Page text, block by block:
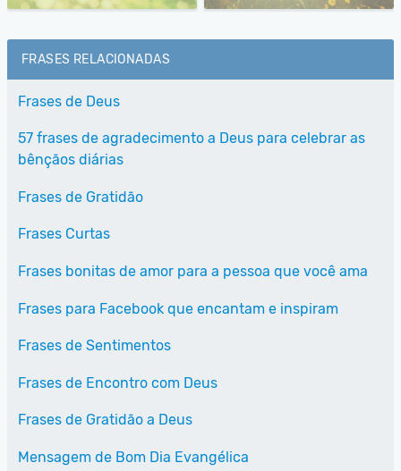
FRASES RELACIONADAS
Frases de Deus
57 frases de agradecimento a Deus para celebrar as
bênçãos diárias
Frases de Gratidão
Frases Curtas
Frases bonitas de amor para a pessoa que você ama
Frases para Facebook que encantam e inspiram
Frases de Sentimentos
Frases de Encontro com Deus
Frases de Gratidão a Deus
Mensagem de Bom Dia Evangélica